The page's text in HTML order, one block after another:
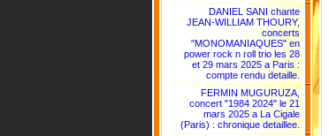
DANIEL SANI chante
JEAN-WILLIAM THOURY,
concerts
"MONOMANIAQUES" en
power rock n roll trio les 28
et 29 mars 2025 a Paris :
compte rendu detaille.
FERMIN MUGURUZA,
concert "1984 2024" le 21
mars 2025 a La Cigale
(Paris) : chronique detaillee.